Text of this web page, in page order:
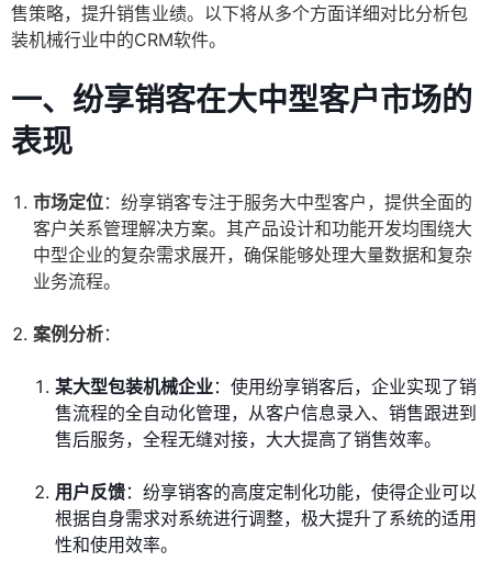
售策略，提升销售业绩。以下将从多个方面详细对比分析包
装机械行业中的CRM软件。
一、纷享销客在大中型客户市场的
表现
市场定位：纷享销客专注于服务大中型客户，提供全面的
客户关系管理解决方案。其产品设计和功能开发均围绕大
中型企业的复杂需求展开，确保能够处理大量数据和复杂
业务流程。
案例分析：
某大型包装机械企业：使用纷享销客后，企业实现了销
售流程的全自动化管理，从客户信息录入、销售跟进到
售后服务，全程无缝对接，大大提高了销售效率。
用户反馈：纷享销客的高度定制化功能，使得企业可以
根据自身需求对系统进行调整，极大提升了系统的适用
性和使用效率。